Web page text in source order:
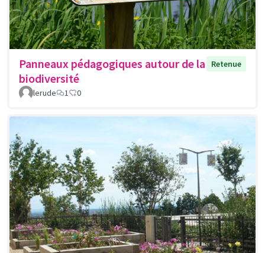
Panneaux pédagogiques autour de la
biodiversité
Retenue
lerude 1 0